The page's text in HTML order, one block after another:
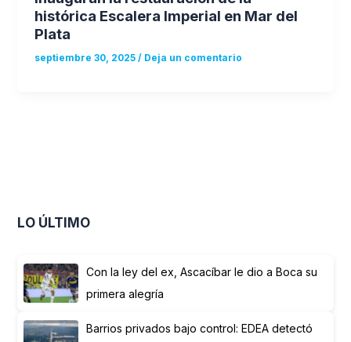
histórica Escalera Imperial en Mar del
Plata
septiembre 30, 2025/ Deja un comentario
LO ÚLTIMO
Con la ley del ex, Ascacíbar le dio a Boca su
primera alegría
Barrios privados bajo control: EDEA detectó